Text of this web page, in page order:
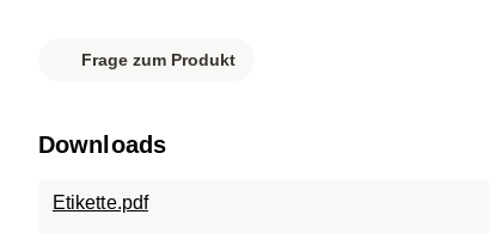
Frage zum Produkt
Downloads
Etikette.pdf